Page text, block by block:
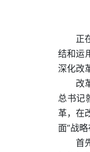
正
结和运
深化改
改
总书记
革，在
面”战
首